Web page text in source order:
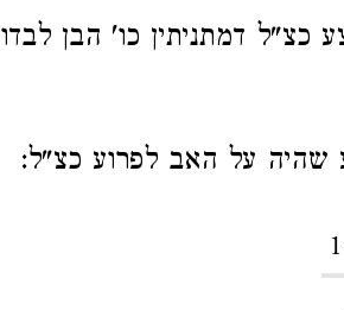
כצ"ל דמתניתין כו' הבן לבדו
על האב לפרוע כצ"ל: